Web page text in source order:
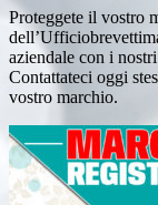
Proteggete il vostro
aziendale con i
Contattateci oggi
vostro marchio.